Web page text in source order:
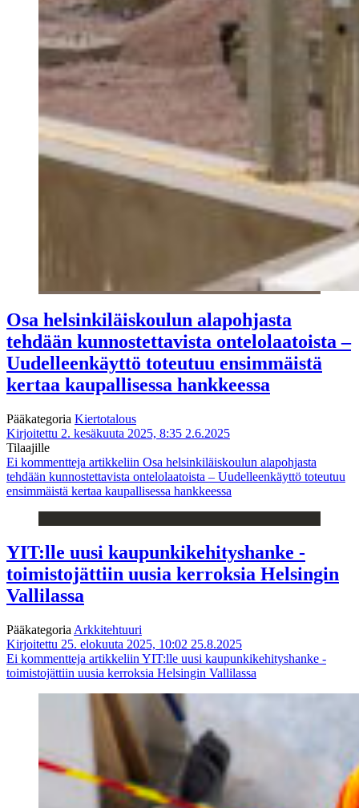
Osa helsinkiläiskoulun alapohjasta
tehdään kunnostettavista ontelolaatoista –
Uudelleenkäyttö toteutuu ensimmäistä
kertaa kaupallisessa hankkeessa
Pääkategoria Kiertotalous
Kirjoitettu 2. kesäkuuta 2025, 8:35 2.6.2025
Tilaajille
Ei kommentteja artikkeliin Osa helsinkiläiskoulun alapohjasta
tehdään kunnostettavista ontelolaatoista – Uudelleenkäyttö toteutuu
ensimmäistä kertaa kaupallisessa hankkeessa
YIT:lle uusi kaupunkikehityshanke -
toimistojättiin uusia kerroksia Helsingin
Vallilassa
Pääkategoria Arkkitehtuuri
Kirjoitettu 25. elokuuta 2025, 10:02 25.8.2025
Ei kommentteja artikkeliin YIT:lle uusi kaupunkikehityshanke -
toimistojättiin uusia kerroksia Helsingin Vallilassa